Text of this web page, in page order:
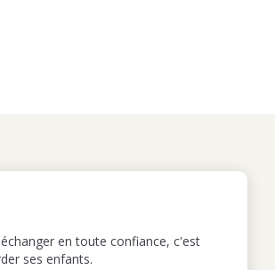
en toute confiance, c'est
ses enfants.